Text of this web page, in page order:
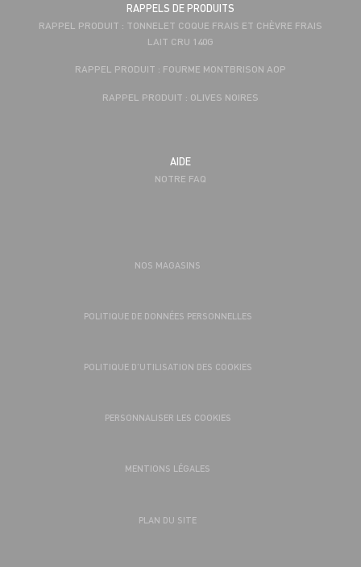
RAPPELS DE PRODUITS
RAPPEL PRODUIT : TONNELET COQUE FRAIS ET CHÈVRE FRAIS
LAIT CRU 140G
RAPPEL PRODUIT : FOURME MONTBRISON AOP
RAPPEL PRODUIT : OLIVES NOIRES
AIDE
NOTRE FAQ
NOS MAGASINS
POLITIQUE DE DONNÉES PERSONNELLES
POLITIQUE D’UTILISATION DES COOKIES
PERSONNALISER LES COOKIES
MENTIONS LÉGALES
PLAN DU SITE